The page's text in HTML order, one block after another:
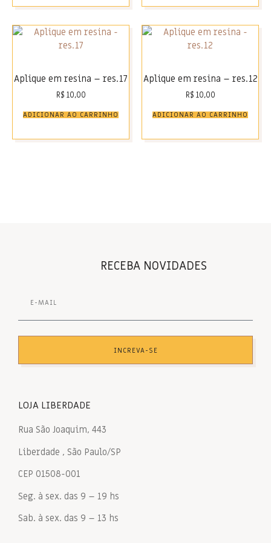
Aplique em resina – res.17
R$ 10,00
ADICIONAR AO CARRINHO
Aplique em resina – res.12
R$ 10,00
ADICIONAR AO CARRINHO
RECEBA NOVIDADES
INCREVA-SE
LOJA LIBERDADE
Rua São Joaquim, 443
Liberdade , São Paulo/SP
CEP 01508-001
Seg. à sex. das 9 – 19 hs
Sab. à sex. das 9 – 13 hs